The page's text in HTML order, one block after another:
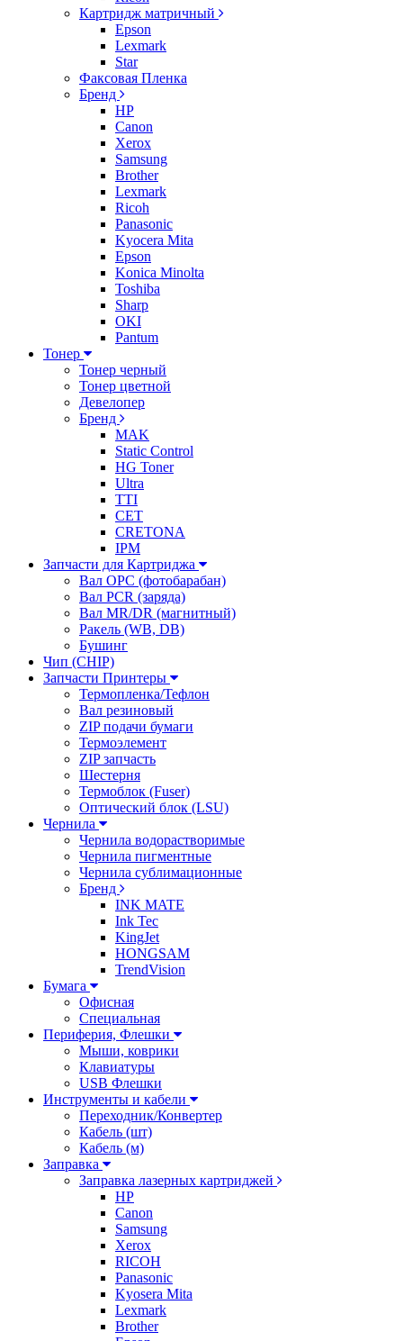
Картридж матричный
Epson
Lexmark
Star
Факсовая Пленка
Бренд
HP
Canon
Xerox
Samsung
Brother
Lexmark
Ricoh
Panasonic
Kyocera Mita
Epson
Konica Minolta
Toshiba
Sharp
OKI
Pantum
Тонер
Тонер черный
Тонер цветной
Девелопер
Бренд
MAK
Static Control
HG Toner
Ultra
TTI
CET
CRETONA
IPM
Запчасти для Картриджа
Вал OPC (фотобарабан)
Вал PCR (заряда)
Вал MR/DR (магнитный)
Ракель (WB, DB)
Бушинг
Чип (CHIP)
Запчасти Принтеры
Термопленка/Тефлон
Вал резиновый
ZIP подачи бумаги
Термоэлемент
ZIP запчасть
Шестерня
Термоблок (Fuser)
Оптический блок (LSU)
Чернила
Чернила водорастворимые
Чернила пигментные
Чернила сублимационные
Бренд
INK MATE
Ink Tec
KingJet
HONGSAM
TrendVision
Бумага
Офисная
Специальная
Периферия, Флешки
Мыши, коврики
Клавиатуры
USB Флешки
Инструменты и кабели
Переходник/Конвертер
Кабель (шт)
Кабель (м)
Заправка
Заправка лазерных картриджей
HP
Canon
Samsung
Xerox
RICOH
Panasonic
Kyosera Mita
Lexmark
Brother